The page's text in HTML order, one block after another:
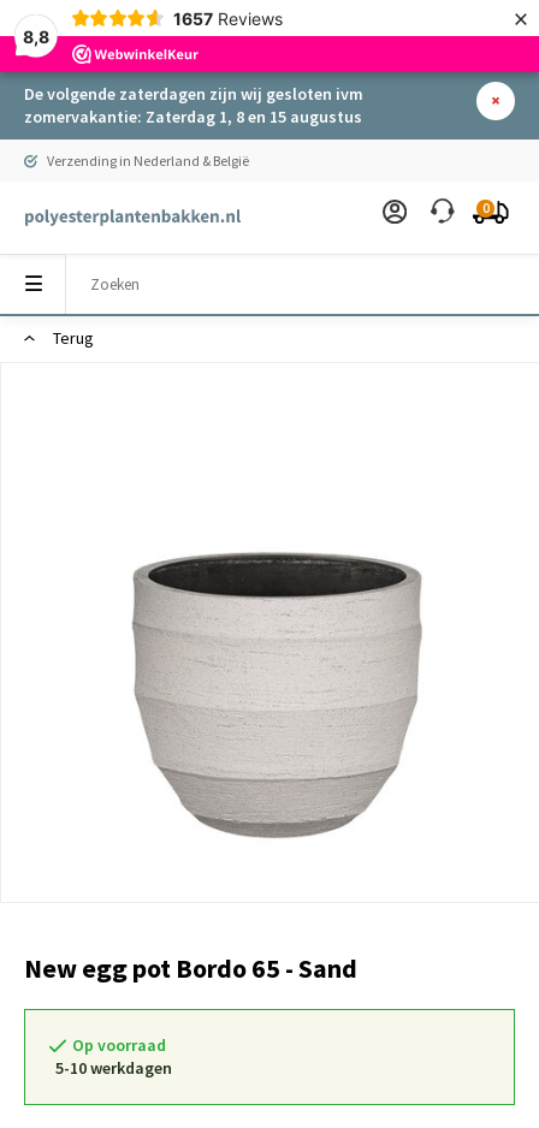
8,8
1657 Reviews ×
De volgende zaterdagen zijn wij gesloten ivm
zomervakantie: Zaterdag 1, 8 en 15 augustus
Verzending in Nederland & België
0
Terug
New egg pot Bordo 65 - Sand
Op voorraad
5-10 werkdagen